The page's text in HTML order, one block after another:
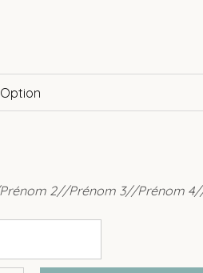
2//Prénom 3//Prénom